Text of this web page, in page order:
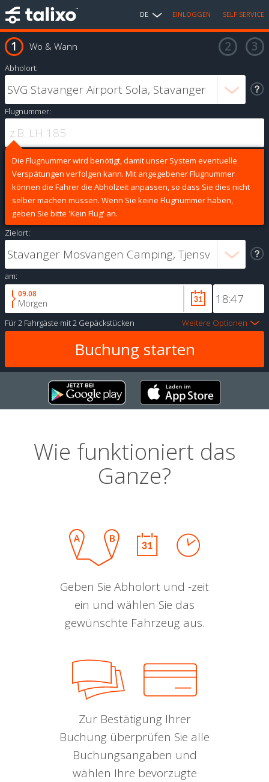
DE EINLOGGEN SELF SERVICE
Wo & Wann
Abholort:
Flugnummer:
Die Flugnummer wird benötigt, damit unser System eventuelle
Verspätungen verfolgen kann. Mit angegebener Flugnummer
können die Fahrer die Abholzeit anpassen, so dass Sie dies nicht
selber machen müssen. Wenn Sie keine Flugnummer haben,
geben Sie bitte 'Kein Flug' an.
Zielort:
am:
09.08
Morgen
Für2 Fahrgäste mit2 Gepäckstücken Weitere Optionen
Wie funktioniert das
Ganze?
Geben Sie Abholort und -zeit
ein und wählen Sie das
gewünschte Fahrzeug aus.
Zur Bestätigung Ihrer
Buchung überprüfen Sie alle
Buchungsangaben und
wählen Ihre bevorzugte